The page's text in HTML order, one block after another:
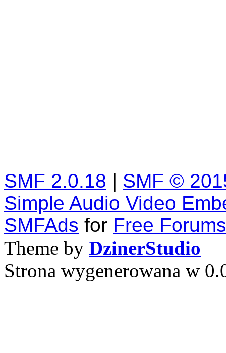
SMF 2.0.18 | SMF ©
Simple Audio Video
SMFAds for Free Forums
Theme by DzinerStudio
Strona wygenerowana w